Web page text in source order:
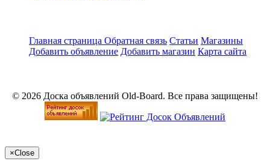
Главная страница Обратная связь Статьи Магазины
Добавить объявление Добавить магазин Карта сайта
© 2026 Доска объявлений Old-Board. Все права защищены!
×Close